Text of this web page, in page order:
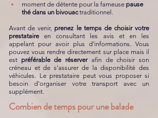
moment de détente pour la fameuse pause
thé dans un bivouac traditionnel.
Avant de venir, prenez le temps de choisir votre
prestataire en consultant les avis et en les
appelant pour avoir plus d'informations. Vous
pouvez vous rendre directement sur place mais il
est préférable de réserver afin de choisir son
créneau et de s'assurer de la disponibilité des
véhicules. Le prestataire peut vous proposer si
besoin d'organiser votre transport avec un
supplément.
Combien de temps pour une balade